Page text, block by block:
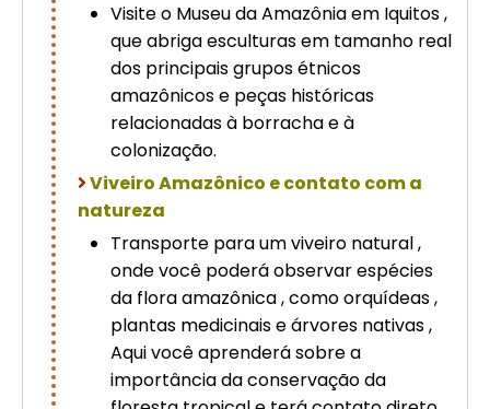
Visite o Museu da Amazônia em Iquitos ,
que abriga esculturas em tamanho real
dos principais grupos étnicos
amazônicos e peças históricas
relacionadas à borracha e à
colonização.
Viveiro Amazônico e contato com a
natureza
Transporte para um viveiro natural ,
onde você poderá observar espécies
da flora amazônica , como orquídeas ,
plantas medicinais e árvores nativas ,
Aqui você aprenderá sobre a
importância da conservação da